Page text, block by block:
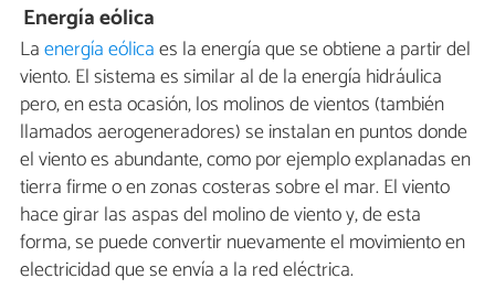
Energía eólica
Laenergía eólicaes la energía que se obtiene a partir del
viento. El sistema es similar al de la energía hidráulica
pero, en esta ocasión, los molinos de vientos (también
llamados aerogeneradores) se instalan en puntos donde
el viento es abundante, como por ejemplo explanadas en
tierra firme o en zonas costeras sobre el mar. El viento
hace girar las aspas del molino de viento y, de esta
forma, se puede convertir nuevamente el movimiento en
electricidad que se envía a la red eléctrica.